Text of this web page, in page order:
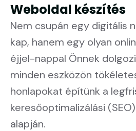
Weboldal készítés
Nem csupán egy digitális
kap, hanem egy olyan
éjjel-nappal Önnek
minden eszközön
honlapokat építünk a
keresőoptimalizálási
alapján.